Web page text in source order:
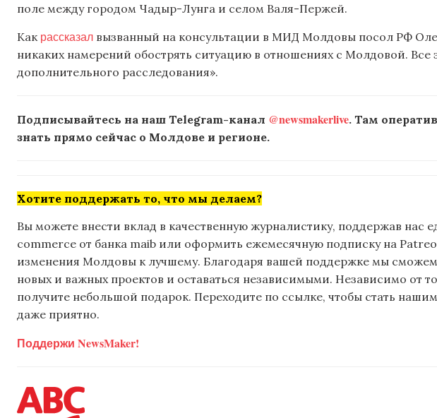
поле между городом Чадыр-Лунга и селом Валя-Пержей.
Как рассказал вызванный на консультации в МИД Молдовы посол РФ
никаких намерений обострять ситуацию в отношениях с Молдовой. Все
дополнительного расследования».
Подписывайтесь на наш Telegram-канал @newsmakerlive. Там
знать прямо сейчас о Молдове и регионе.
Хотите поддержать то, что мы делаем?
Вы можете внести вклад в качественную журналистику, поддержав нас
commerce от банка maib или оформить ежемесячную подписку на
изменения Молдовы к лучшему. Благодаря вашей поддержке мы
новых и важных проектов и оставаться независимыми. Независимо от
получите небольшой подарок. Переходите по ссылке, чтобы стать
даже приятно.
Поддержи NewsMaker!